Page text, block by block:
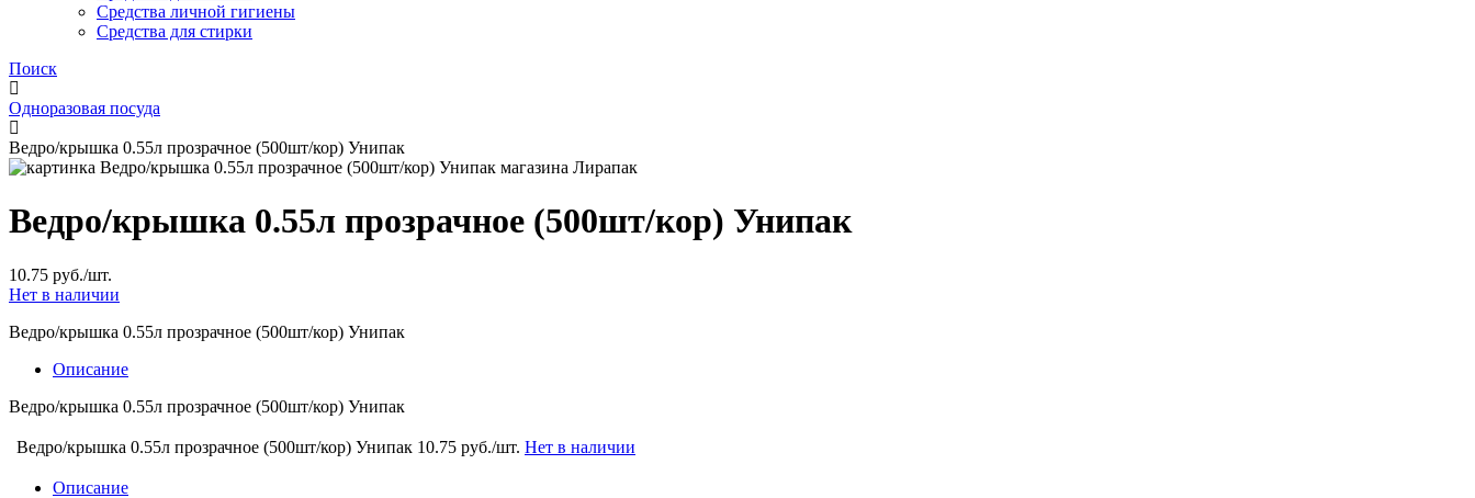
Средства личной гигиены
Средства для стирки
Поиск
Одноразовая посуда
Ведро/крышка 0.55л прозрачное (500шт/кор) Унипак
Ведро/крышка 0.55л прозрачное (500шт/кор) Унипак
10.75 руб./шт.
Нет в наличии
Ведро/крышка 0.55л прозрачное (500шт/кор) Унипак
Описание
Ведро/крышка 0.55л прозрачное (500шт/кор) Унипак
Ведро/крышка 0.55л прозрачное (500шт/кор) Унипак 10.75 руб./шт. Нет в наличии
Описание